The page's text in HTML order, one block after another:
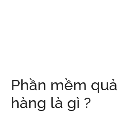
Phần mềm
hàng là gì ?